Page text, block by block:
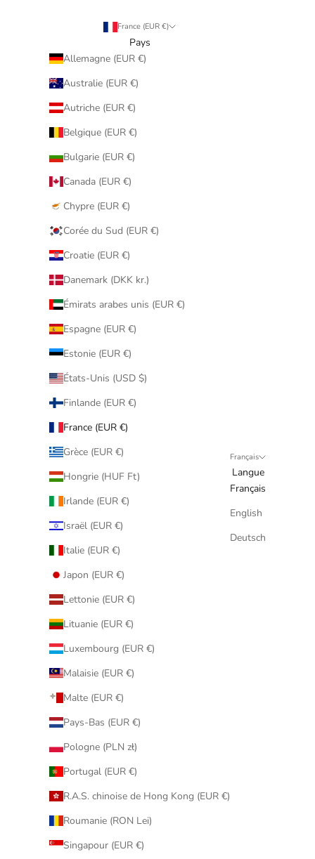
France (EUR €)
Pays
Allemagne (EUR €)
Australie (EUR €)
Autriche (EUR €)
Belgique (EUR €)
Bulgarie (EUR €)
Canada (EUR €)
Chypre (EUR €)
Corée du Sud (EUR €)
Croatie (EUR €)
Danemark (DKK kr.)
Émirats arabes unis (EUR €)
Espagne (EUR €)
Estonie (EUR €)
États-Unis (USD $)
Finlande (EUR €)
France (EUR €)
Grèce (EUR €)
Hongrie (HUF Ft)
Irlande (EUR €)
Israël (EUR €)
Italie (EUR €)
Japon (EUR €)
Lettonie (EUR €)
Lituanie (EUR €)
Luxembourg (EUR €)
Malaisie (EUR €)
Malte (EUR €)
Pays-Bas (EUR €)
Pologne (PLN zł)
Portugal (EUR €)
R.A.S. chinoise de Hong Kong (EUR €)
Roumanie (RON Lei)
Singapour (EUR €)
Français
Langue
Français
English
Deutsch